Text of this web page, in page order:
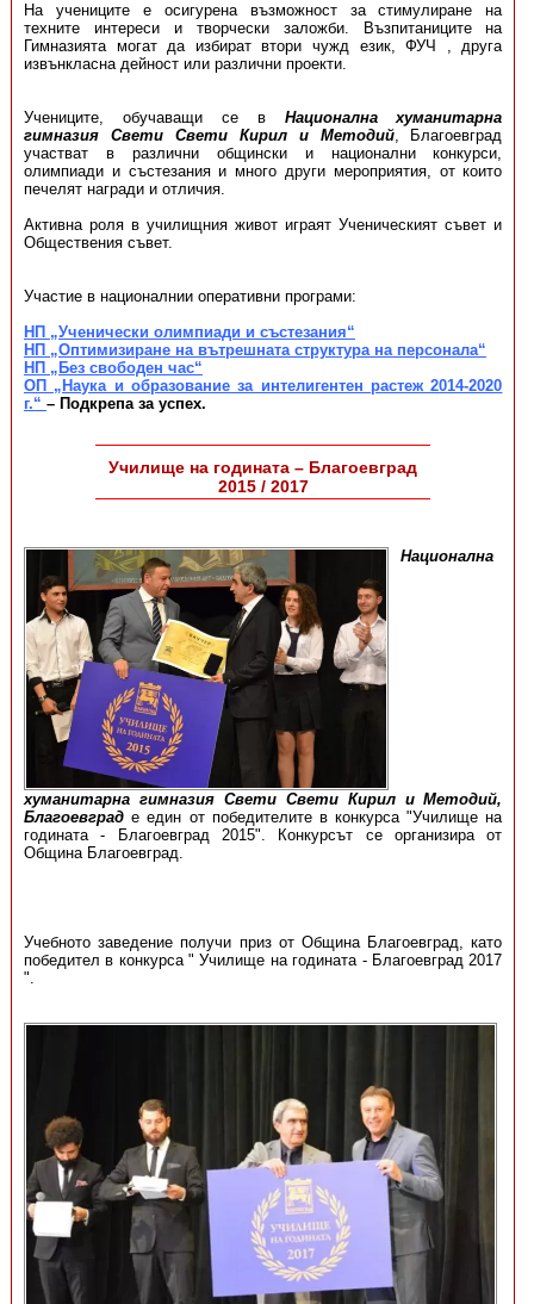
На учениците е осигурена възможност за стимулиране на
техните интереси и творчески заложби. Възпитаниците на
Гимназията могат да избират втори чужд език, ФУЧ , друга
извънкласна дейност или различни проекти.
Учениците, обучаващи се в Национална хуманитарна
гимназия Свети Свети Кирил и Методий, Благоевград
участват в различни общински и национални конкурси,
олимпиади и състезания и много други мероприятия, от които
печелят награди и отличия.
Активна роля в училищния живот играят Ученическият съвет и
Обществения съвет.
Участие в националнии оперативни програми:
НП „Ученически олимпиади и състезания“
НП „Оптимизиране на вътрешната структура на персонала“
НП „Без свободен час“
ОП „Наука и образование за интелигентен растеж 2014-2020
г.“ – Подкрепа за успех.
Училище на годината – Благоевград
2015 / 2017
Национална
хуманитарна гимназия Свети Свети Кирил и Методий,
Благоевграде един от победителите в конкурса "Училище на
годината - Благоевград 2015". Конкурсът се организира от
Община Благоевград.
Учебното заведение получи приз от Община Благоевград, като
победител в конкурса " Училище на годината - Благоевград 2017
".